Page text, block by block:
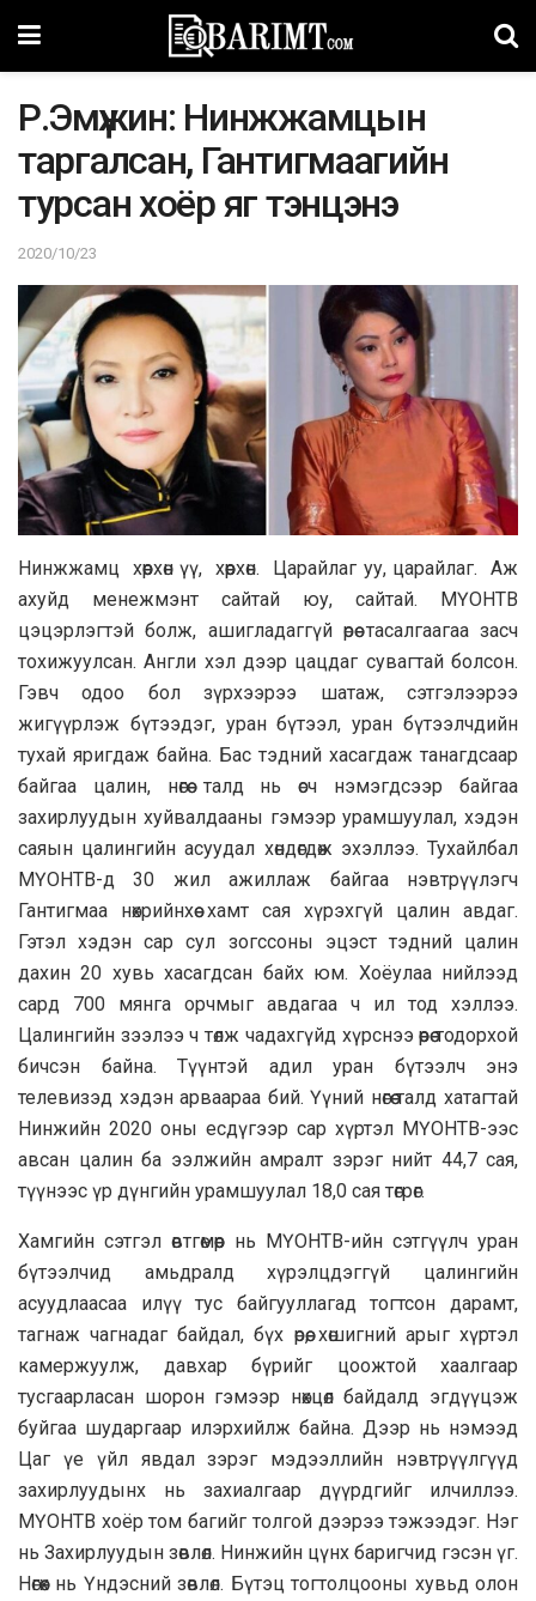
Р.Эмүжин: Нинжжамцын
таргалсан, Гантигмаагийн
турсан хоёр яг тэнцэнэ
2020/10/23
Нинжжамц хөөрхөн үү, хөөрхөн. Царайлаг уу, царайлаг. Аж
ахуйд менежмэнт сайтай юу, сайтай. МҮОНТВ
цэцэрлэгтэй болж, ашигладаггүй өрөө тасалгаагаа засч
тохижуулсан. Англи хэл дээр цацдаг сувагтай болсон.
Гэвч одоо бол зүрхээрээ шатаж, сэтгэлээрээ
жигүүрлэж бүтээдэг, уран бүтээл, уран бүтээлчдийн
тухай яригдаж байна. Бас тэдний хасагдаж танагдсаар
байгаа цалин, нөгөө талд нь өсч нэмэгдсээр байгаа
захирлуудын хуйвалдааны гэмээр урамшуулал, хэдэн
саяын цалингийн асуудал хөндөгдөж эхэллээ. Тухайлбал
МҮОНТВ-д 30 жил ажиллаж байгаа нэвтрүүлэгч
Гантигмаа нөхрийнхөө хамт сая хүрэхгүй цалин авдаг.
Гэтэл хэдэн сар сул зогссоны эцэст тэдний цалин
дахин 20 хувь хасагдсан байх юм. Хоёулаа нийлээд
сард 700 мянга орчмыг авдагаа ч ил тод хэллээ.
Цалингийн зээлээ ч төлж чадахгүйд хүрснээ өөрөө тодорхой
бичсэн байна. Түүнтэй адил уран бүтээлч энэ
телевизэд хэдэн арваараа бий. Үүний нөгөө талд хатагтай
Нинжийн 2020 оны есдүгээр сар хүртэл МҮОНТВ-ээс
авсан цалин ба ээлжийн амралт зэрэг нийт 44,7 сая,
түүнээс үр дүнгийн урамшуулал 18,0 сая төгрөг.
Хамгийн сэтгэл өвтгөмөөр нь МҮОНТВ-ийн сэтгүүлч уран
бүтээлчид амьдралд хүрэлцдэггүй цалингийн
асуудлаасаа илүү тус байгууллагад тогтсон дарамт,
тагнаж чагнадаг байдал, бүх өрөө, хөшигний арыг хүртэл
камержуулж, давхар бүрийг цоожтой хаалгаар
тусгаарласан шорон гэмээр нөхцөл байдалд эгдүүцэж
буйгаа шударгаар илэрхийлж байна. Дээр нь нэмээд
Цаг үе үйл явдал зэрэг мэдээллийн нэвтрүүлгүүд
захирлуудынх нь захиалгаар дүүрдгийг илчиллээ.
МҮОНТВ хоёр том багийг толгой дээрээ тэжээдэг. Нэг
нь Захирлуудын зөвлөл. Нинжийн цүнх баригчид гэсэн үг.
Нөгөөх нь Үндэсний зөвлөл. Бүтэц тогтолцооны хувьд олон